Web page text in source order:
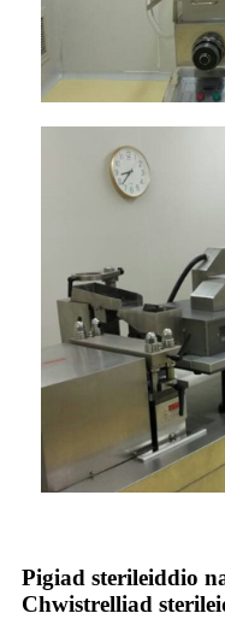
Pigiad sterileiddio
Chwistrelliad